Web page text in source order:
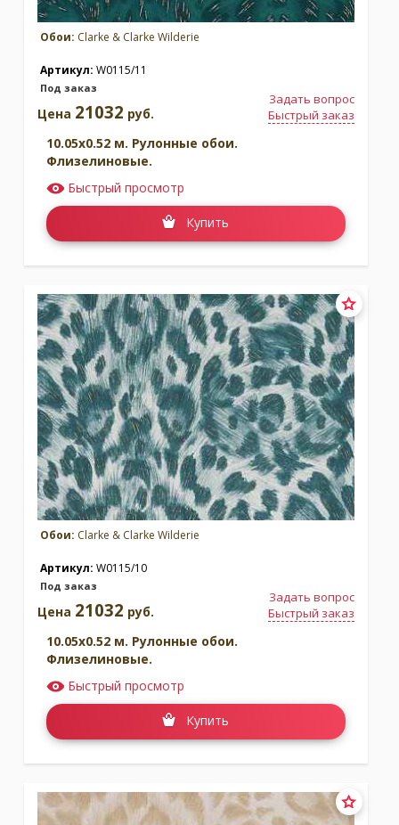
Обои: Clarke & Clarke Wilderie
Артикул: W0115/11
Под заказ
Задать вопрос
Быстрый заказ
Цена 21032 руб.
10.05x0.52 м. Рулонные обои.
Флизелиновые.
Быстрый просмотр
Купить
Обои: Clarke & Clarke Wilderie
Артикул: W0115/10
Под заказ
Задать вопрос
Быстрый заказ
Цена 21032 руб.
10.05x0.52 м. Рулонные обои.
Флизелиновые.
Быстрый просмотр
Купить